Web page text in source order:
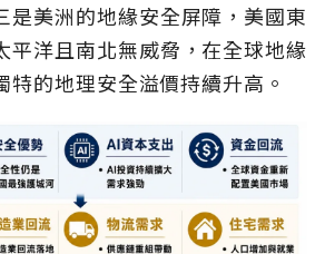
是美洲的地緣安全屏障，美國東
平洋且南北無威脅，在全球地緣
特的地理安全溢價持續升高。